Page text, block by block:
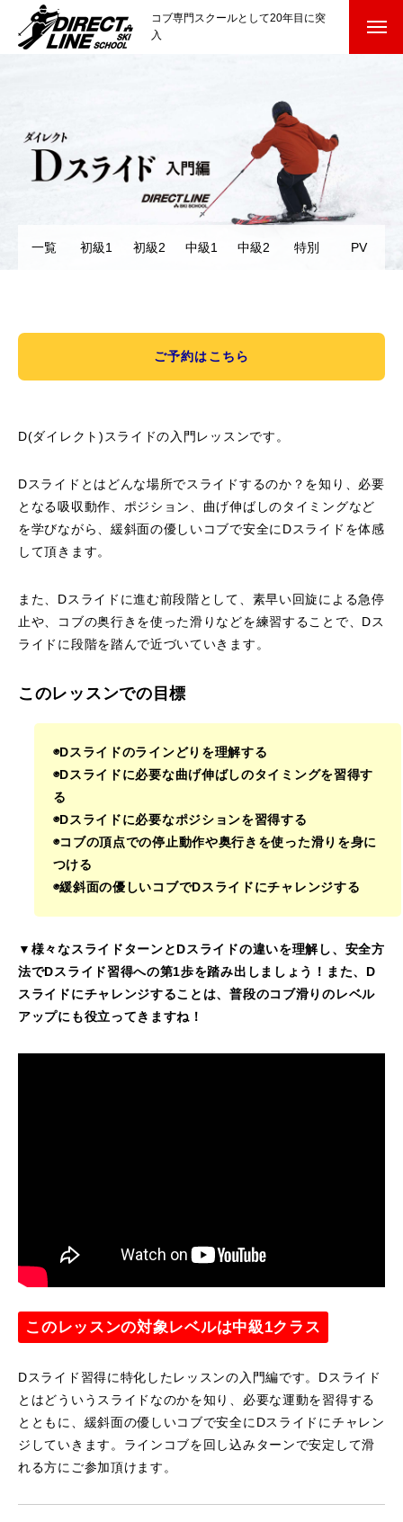
コブ専門スクールとして20年目に突
入
参加までの流れ
参加費のお支払い
鷲ヶ岳＆高鷲スノーパーク
宮城山形
岩手高原
レッスンテーマから選ぶ Lesson Theme
初級2
特別講座
インストラクター募集
インストラクター一覧
お申し込みについて
動画で学ぶ
最新レッスン動画
レッスン動画一覧
コブ斜面の滑り方解説動画
Movie
無料プレゼント動画
一覧 初級1 初級2 中級1 中級2 特別 PV
ご予約はこちら
D(ダイレクト)スライドの入門レッスンです。
Dスライドとはどんな場所でスライドするのか？を知り、必要
となる吸収動作、ポジション、曲げ伸ばしのタイミングなど
を学びながら、緩斜面の優しいコブで安全にDスライドを体感
して頂きます。
また、Dスライドに進む前段階として、素早い回旋による急停
止や、コブの奥行きを使った滑りなどを練習することで、Dス
ライドに段階を踏んで近づいていきます。
このレッスンでの目標
◉Dスライドのラインどりを理解する
◉Dスライドに必要な曲げ伸ばしのタイミングを習得す
る
◉Dスライドに必要なポジションを習得する
◉コブの頂点での停止動作や奥行きを使った滑りを身に
つける
◉緩斜面の優しいコブでDスライドにチャレンジする
▼様々なスライドターンとDスライドの違いを理解し、安全方
法でDスライド習得への第1歩を踏み出しましょう！また、D
スライドにチャレンジすることは、普段のコブ滑りのレベル
アップにも役立ってきますね！
このレッスンの対象レベルは中級1クラス
Dスライド習得に特化したレッスンの入門編です。Dスライド
とはどういうスライドなのかを知り、必要な運動を習得する
とともに、緩斜面の優しいコブで安全にDスライドにチャレン
ジしていきます。ラインコブを回し込みターンで安定して滑
れる方にご参加頂けます。